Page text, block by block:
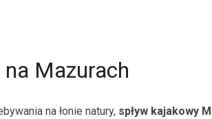
Mazurach
na łonie natury, spływ kajakowy